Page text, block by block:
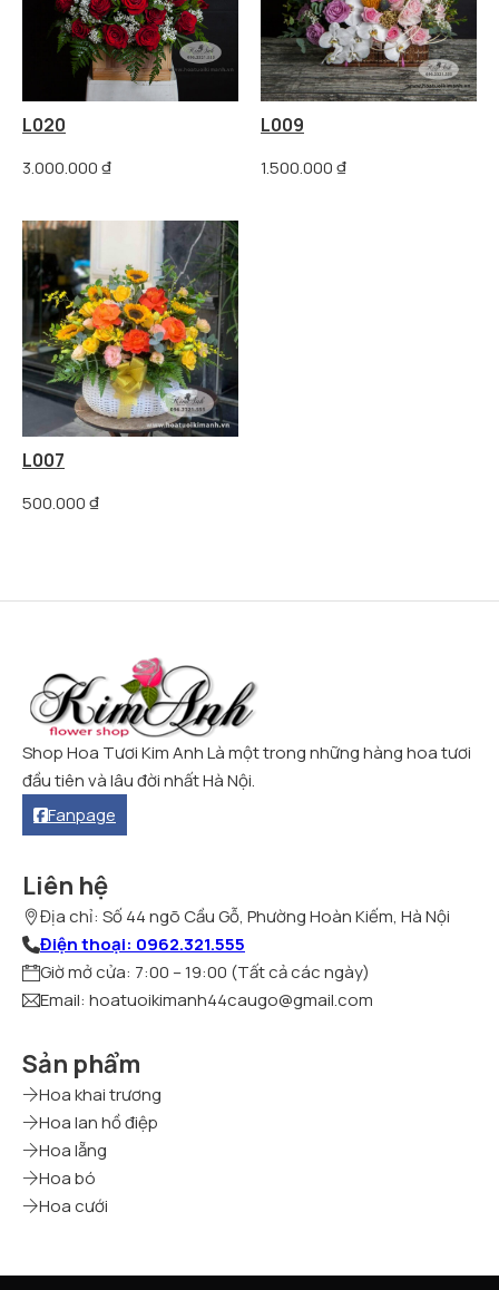
L020
3.000.000₫
L009
1.500.000₫
L007
500.000₫
Shop Hoa Tươi Kim Anh Là một trong những hàng hoa tươi
đầu tiên và lâu đời nhất Hà Nội.
Fanpage
Liên hệ
Địa chỉ: Số 44 ngõ Cầu Gỗ, Phường Hoàn Kiếm, Hà Nội
Điện thoại: 0962.321.555
Giờ mở cửa: 7:00 – 19:00 (Tất cả các ngày)
Email: hoatuoikimanh44caugo@gmail.com
Sản phẩm
Hoa khai trương
Hoa lan hồ điệp
Hoa lẵng
Hoa bó
Hoa cưới